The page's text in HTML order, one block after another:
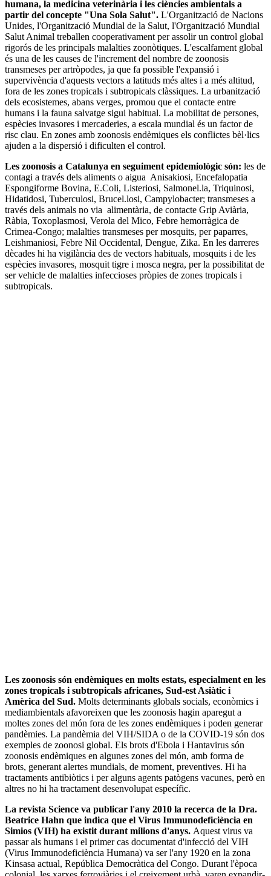
humana, la medicina veterinària i les ciències ambientals a
partir del concepte "Una Sola Salut". L'Organització de Nacions
Unides, l'Organització Mundial de la Salut, l'Organització Mundial
Salut Animal treballen cooperativament per assolir un control global
rigorós de les principals malalties zoonòtiques. L'escalfament global
és una de les causes de l'increment del nombre de zoonosis
transmeses per artròpodes, ja que fa possible l'expansió i
supervivència d'aquests vectors a latituds més altes i a més altitud,
fora de les zones tropicals i subtropicals clàssiques. La urbanització
dels ecosistemes, abans verges, promou que el contacte entre
humans i la fauna salvatge sigui habitual. La mobilitat de persones,
espècies invasores i mercaderies, a escala mundial és un factor de
risc clau. En zones amb zoonosis endèmiques els conflictes bèl·lics
ajuden a la dispersió i dificulten el control.
Les zoonosis a Catalunya en seguiment epidemiològic són: les de
contagi a través dels aliments o aigua Anisakiosi, Encefalopatia
Espongiforme Bovina, E.Coli, Listeriosi, Salmonel.la, Triquinosi,
Hidatidosi, Tuberculosi, Brucel.losi, Campylobacter; transmeses a
través dels animals no via alimentària, de contacte Grip Aviària,
Ràbia, Toxoplasmosi, Verola del Mico, Febre hemorràgica de
Crimea-Congo; malalties transmeses per mosquits, per paparres,
Leishmaniosi, Febre Nil Occidental, Dengue, Zika. En les darreres
dècades hi ha vigilància des de vectors habituals, mosquits i de les
espècies invasores, mosquit tigre i mosca negra, per la possibilitat de
ser vehicle de malalties infeccioses pròpies de zones tropicals i
subtropicals.
Les zoonosis són endèmiques en molts estats, especialment en les
zones tropicals i subtropicals africanes, Sud-est Asiàtic i
Amèrica del Sud. Molts determinants globals socials, econòmics i
mediambientals afavoreixen que les zoonosis hagin aparegut a
moltes zones del món fora de les zones endèmiques i poden generar
pandèmies. La pandèmia del VIH/SIDA o de la COVID-19 són dos
exemples de zoonosi global. Els brots d'Ebola i Hantavirus són
zoonosis endèmiques en algunes zones del món, amb forma de
brots, generant alertes mundials, de moment, preventives. Hi ha
tractaments antibiòtics i per alguns agents patògens vacunes, però en
altres no hi ha tractament desenvolupat específic.
La revista Science va publicar l'any 2010 la recerca de la Dra.
Beatrice Hahn que indica que el Virus Immunodeficiència en
Simios (VIH) ha existit durant milions d'anys. Aquest virus va
passar als humans i el primer cas documentat d'infecció del VIH
(Virus Immunodeficiència Humana) va ser l'any 1920 en la zona
Kinsasa actual, República Democràtica del Congo. Durant l'època